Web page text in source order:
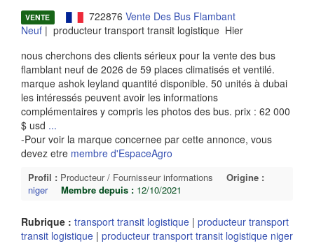
VENTE 722876 Vente Des Bus Flambant
Neuf | producteur transport transit logistique Hier
nous cherchons des clients sérieux pour la vente des bus
flamblant neuf de 2026 de 59 places climatisés et ventilé.
marque ashok leyland quantité disponible. 50 unités à dubai
les intéressés peuvent avoir les informations
complémentaires y compris les photos des bus. prix : 62 000
$ usd ...
-Pour voir la marque concernee par cette annonce, vous
devez etre membre d'EspaceAgro
Profil : Producteur / Fournisseur informations
Origine :
niger
Membre depuis : 12/10/2021
Rubrique : transport transit logistique | producteur transport
transit logistique | producteur transport transit logistique niger